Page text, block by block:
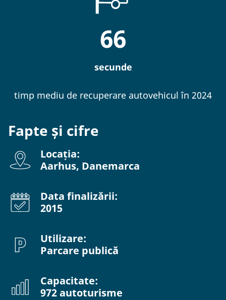
66
secunde
timp mediu de recuperare autovehicul în 2024
Fapte și cifre
Locația:
Aarhus, Danemarca
Data finalizării:
2015
Utilizare:
Parcare publică
Capacitate:
972 autoturisme